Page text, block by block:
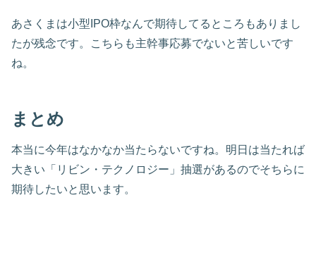
あさくまは小型IPO枠なんで期待してるところもありまし
たが残念です。こちらも主幹事応募でないと苦しいです
ね。
まとめ
本当に今年はなかなか当たらないですね。明日は当たれば
大きい「リビン・テクノロジー」抽選があるのでそちらに
期待したいと思います。